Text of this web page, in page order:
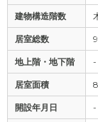
建物構造階数
居室総数
地上階・地下階 -
居室面積
開設年月日 -